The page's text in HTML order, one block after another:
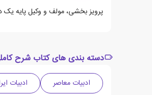
پرویز بخشی، مولف و وکیل پایه یک دادگستری
دسته بندی های کتاب شرح
ادبیات معاصر ادبیات